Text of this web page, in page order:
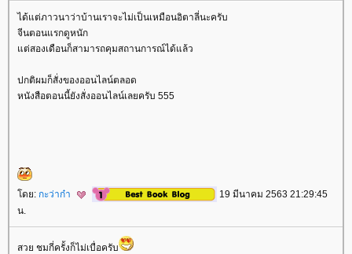
ได้แต่ภาวนาว่าบ้านเราจะไม่เป็นเหมือนอิตาลี่นะครับ
จีนตอนแรกดูหนัก
ต่สองเดือนก็สามารถคุมสถานการณ์ได้แล้ว
ปกติผมก็สั่งของออนไลน์ตลอด
หนังสือตอนนี้ยังสั่งออนไลน์เลยครับ 555
ดย: กะว่าก๋า
19 มีนาคม 2563 21:29:45
น.
สวย ชมกี่ครั้งก็ไม่เบื่อครับ